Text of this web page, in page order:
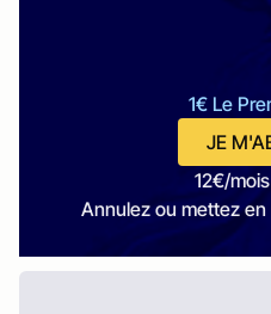
1€ Le
JE
12€/
Annulez ou mettez